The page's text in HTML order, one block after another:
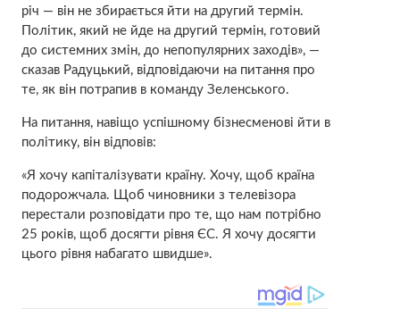
річ — він не збирається йти на другий термін.
Політик, який не йде на другий термін, готовий
до системних змін, до непопулярних заходів», —
сказав Радуцький, відповідаючи на питання про
те, як він потрапив в команду Зеленського.
На питання, навіщо успішному бізнесменові йти в
політику, він відповів:
«Я хочу капіталізувати країну. Хочу, щоб країна
подорожчала. Щоб чиновники з телевізора
перестали розповідати про те, що нам потрібно
25 років, щоб досягти рівня ЄС. Я хочу досягти
цього рівня набагато швидше».